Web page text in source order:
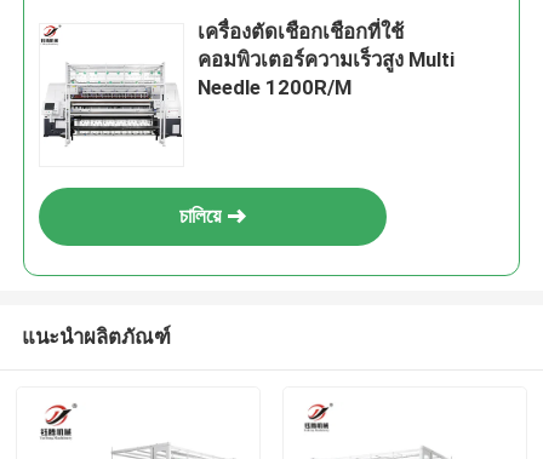
เครื่องตัดเชือกเชือกที่ใช้
คอมพิวเตอร์ความเร็วสูง Multi
Needle 1200R/M
চালিয়ে
แนะนำผลิตภัณฑ์